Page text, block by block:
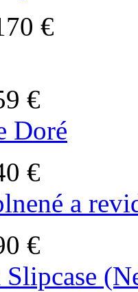
€
€
Doré
€
a
€